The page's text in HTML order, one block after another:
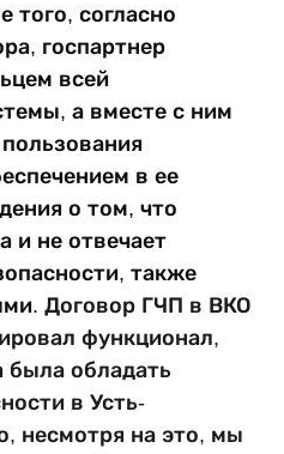
того, согласно
госпартнер
всей
а вместе с ним
в ее
о том, что
и не отвечает
также
Договор ГЧП в ВКО
функционал,
обладать
в Усть-
несмотря на это, мы